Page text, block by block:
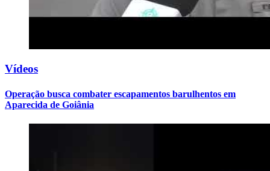
Vídeos
Operação busca combater escapamentos barulhentos em
Aparecida de Goiânia